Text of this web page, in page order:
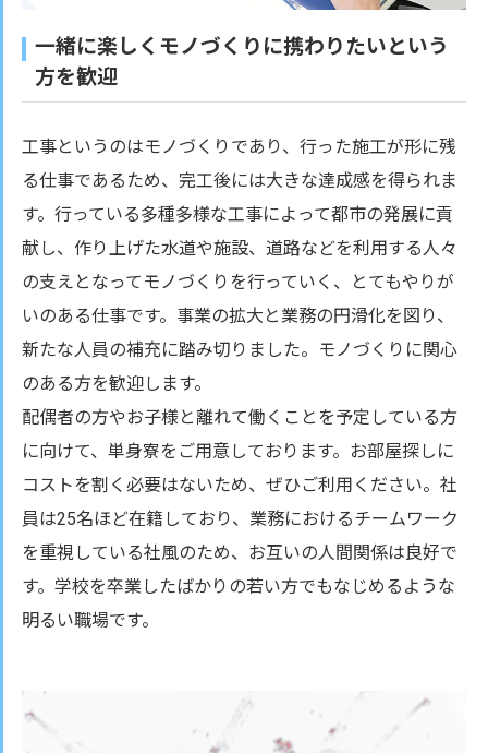
一緒に楽しくモノづくりに携わりたいという
方を歓迎
工事というのはモノづくりであり、行った施工が形に残
る仕事であるため、完工後には大きな達成感を得られま
す。行っている多種多様な工事によって都市の発展に貢
献し、作り上げた水道や施設、道路などを利用する人々
の支えとなってモノづくりを行っていく、とてもやりが
いのある仕事です。事業の拡大と業務の円滑化を図り、
新たな人員の補充に踏み切りました。モノづくりに関心
のある方を歓迎します。
配偶者の方やお子様と離れて働くことを予定している方
に向けて、単身寮をご用意しております。お部屋探しに
コストを割く必要はないため、ぜひご利用ください。社
員は25名ほど在籍しており、業務におけるチームワーク
を重視している社風のため、お互いの人間関係は良好で
す。学校を卒業したばかりの若い方でもなじめるような
明るい職場です。